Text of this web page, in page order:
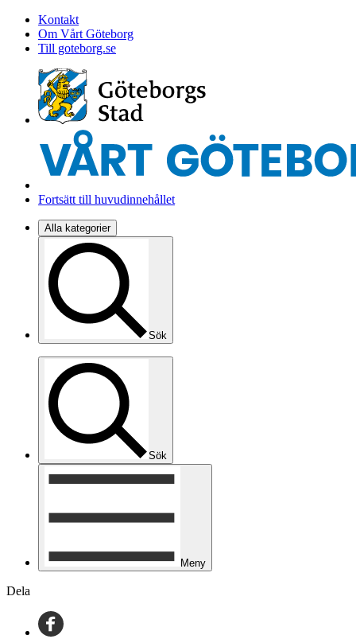
Kontakt
Om Vårt Göteborg
Till goteborg.se
Fortsätt till huvudinnehållet
Alla kategorier
Sök
Sök
Meny
Dela